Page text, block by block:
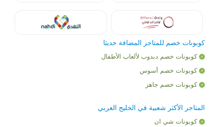
كوبونات خصم للمتاجر المضافة حديثا
كوبونات خصم دبدوب لألعاب الأطفال
كوبونات خصم أسوس
كوبونات خصم جاهز
المتاجر الأكثر شعبية في الخليج العربي
كوبونات شي ان